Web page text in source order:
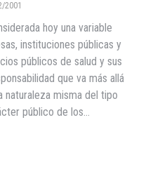
2001
hoy una variable
instituciones públicas y
públicos de salud y sus
que va más allá
naturaleza misma del tipo
público de los…